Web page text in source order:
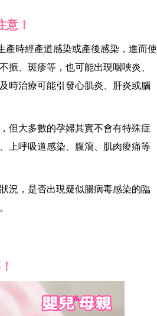
！
產時經產道感染或產後感染，進而使
振、斑疹等，也可能出現咽唊炎、
時治療可能引發心肌炎、肝炎或腦
但大多數的孕婦其實不會有特殊症
上呼吸道感染、腹瀉、肌肉痠痛等
況，是否出現疑似腸病毒感染的臨